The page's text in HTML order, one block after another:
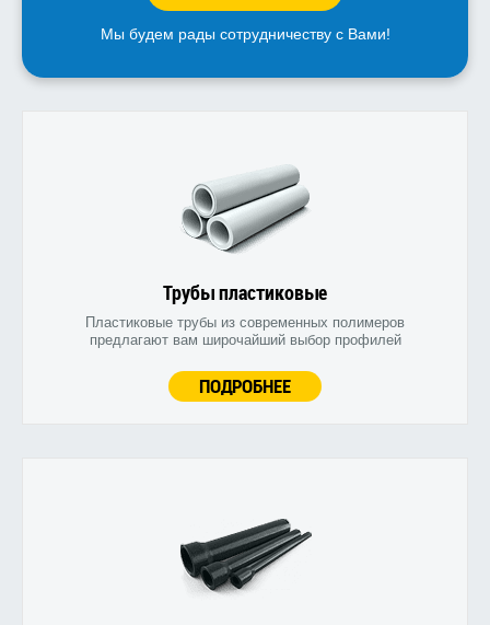
Мы будем рады сотрудничеству с Вами!
Трубы пластиковые
Пластиковые трубы из современных полимеров
предлагают вам широчайший выбор профилей
ПОДРОБНЕЕ